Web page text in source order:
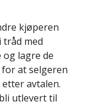
kjøperen
med
lagre de
at selgeren
avtalen.
utlevert til